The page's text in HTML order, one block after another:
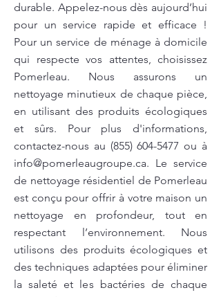
durable. Appelez-nous dès aujourd’hui
pour un service rapide et efficace !
Pour un service de ménage à domicile
qui respecte vos attentes, choisissez
Pomerleau. Nous assurons un
nettoyage minutieux de chaque pièce,
en utilisant des produits écologiques
et sûrs. Pour plus d'informations,
contactez-nous au (855) 604-5477 ou à
info@pomerleaugroupe.ca. Le service
de nettoyage résidentiel de Pomerleau
est conçu pour offrir à votre maison un
nettoyage en profondeur, tout en
respectant l’environnement. Nous
utilisons des produits écologiques et
des techniques adaptées pour éliminer
la saleté et les bactéries de chaque